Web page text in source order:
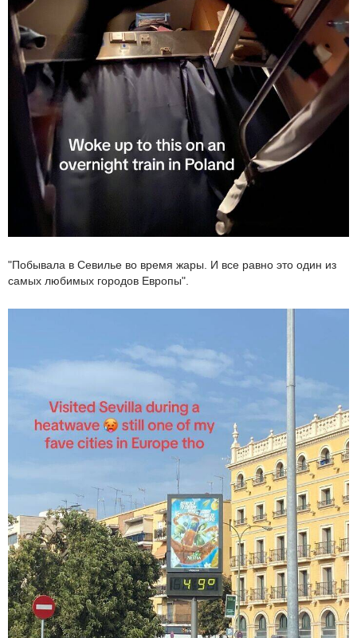
"Побывала в Севилье во время жары. И все равно это один из
самых любимых городов Европы".